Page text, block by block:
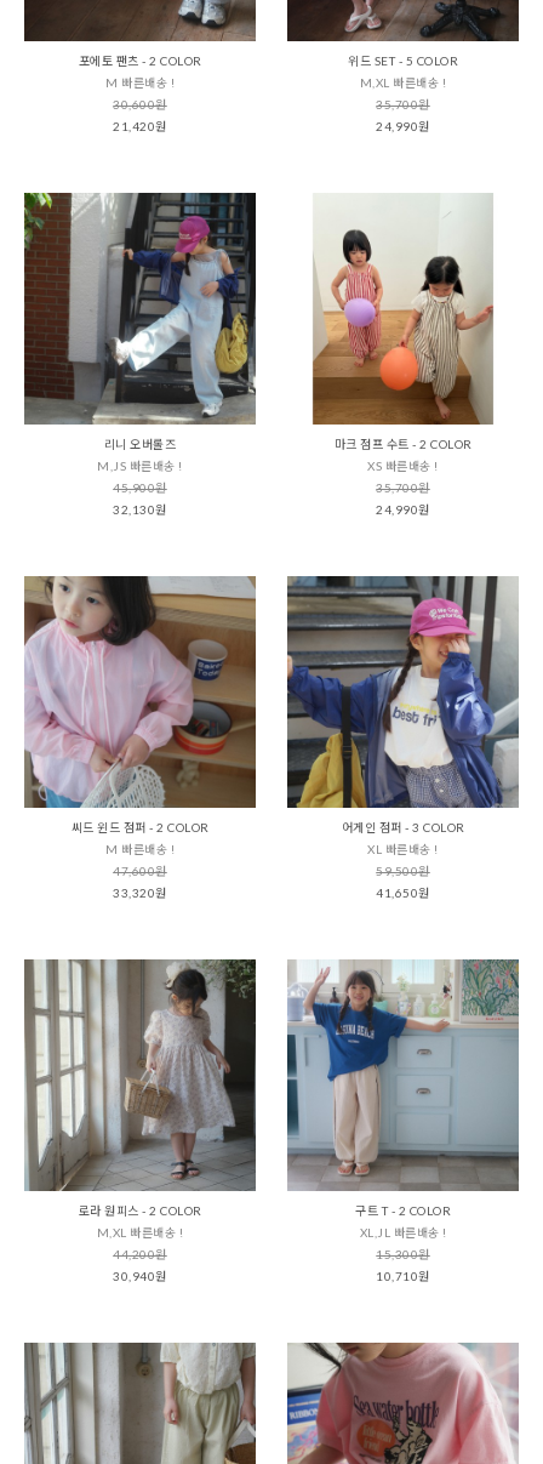
포에토 팬츠 - 2 COLOR
M 빠른배송 !
30,600원
21,420원
위드 SET - 5 COLOR
M,XL 빠른배송 !
35,700원
24,990원
리니 오버롤즈
M,JS 빠른배송 !
45,900원
32,130원
마크 점프 수트 - 2 COLOR
XS 빠른배송 !
35,700원
24,990원
씨드 윈드 점퍼 - 2 COLOR
M 빠른배송 !
47,600원
33,320원
어게인 점퍼 - 3 COLOR
XL 빠른배송 !
59,500원
41,650원
로라 원피스 - 2 COLOR
M,XL 빠른배송 !
44,200원
30,940원
구트 T - 2 COLOR
XL,JL 빠른배송 !
15,300원
10,710원